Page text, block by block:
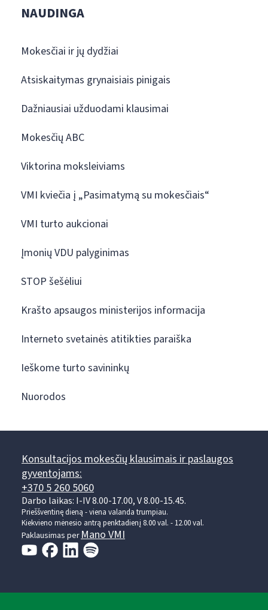
NAUDINGA
Mokesčiai ir jų dydžiai
Atsiskaitymas grynaisiais pinigais
Dažniausiai užduodami klausimai
Mokesčių ABC
Viktorina moksleiviams
VMI kviečia į „Pasimatymą su mokesčiais“
VMI turto aukcionai
Įmonių VDU palyginimas
STOP šešėliui
Krašto apsaugos ministerijos informacija
Interneto svetainės atitikties paraiška
Ieškome turto savininkų
Nuorodos
Konsultacijos mokesčių klausimais ir paslaugos
gyventojams:
+370 5 260 5060
Darbo laikas: I-IV 8.00-17.00, V 8.00-15.45.
Prieššventinę dieną - viena valanda trumpiau.
Kiekvieno mėnesio antrą penktadienį 8.00 val. - 12.00 val.
Paklausimas perMano VMI